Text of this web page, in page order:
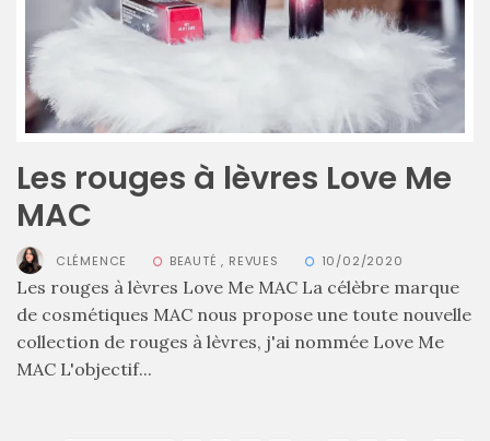
(54)
déceptions
Revues
(478)
Tutoriels
(70)
Lifestyle
(154)
Les rouges à lèvres Love Me
MAC
CLÉMENCE BEAUTÉ , REVUES 10/02/2020
Les rouges à lèvres Love Me MAC La célèbre marque
de cosmétiques MAC nous propose une toute nouvelle
collection de rouges à lèvres, j'ai nommée Love Me
MAC L'objectif...